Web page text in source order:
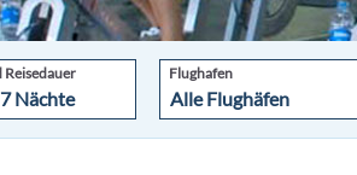
Reisedauer Flughafen